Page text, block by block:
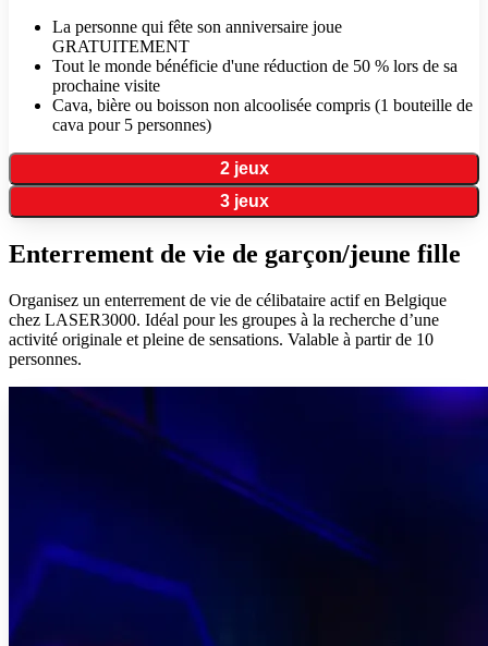
La personne qui fête son anniversaire joue
GRATUITEMENT
Tout le monde bénéficie d'une réduction de 50 % lors de sa
prochaine visite
Cava, bière ou boisson non alcoolisée compris (1 bouteille de
cava pour 5 personnes)
2 jeux
3 jeux
Enterrement de vie de garçon/jeune fille
Organisez un enterrement de vie de célibataire actif en Belgique
chez LASER3000. Idéal pour les groupes à la recherche d’une
activité originale et pleine de sensations. Valable à partir de 10
personnes.